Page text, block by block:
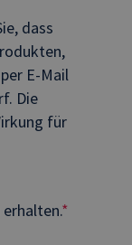
dass
E-Mail
Die
für
*